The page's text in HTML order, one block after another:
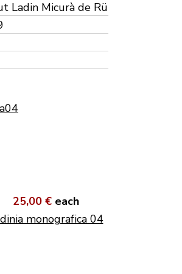
Ladin Micurà de Rü
25,00 € each
monografica 04